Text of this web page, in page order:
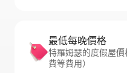
最低每晚價格
特羅姆瑟的度假屋
費等費用）